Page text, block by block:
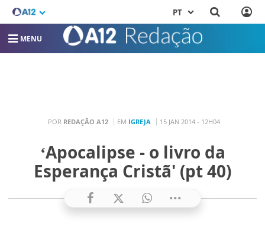
PT
MENU
POR REDAÇÃO A12 EM IGREJA 15 JAN 2014 - 12H04
‘Apocalipse - o livro da
Esperança Cristã' (pt 40)